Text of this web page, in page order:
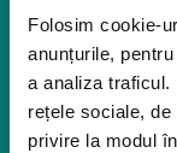
Folosim cookie-
anunțurile,
a analiza traficul.
rețele sociale,
privire la modul
Orteze
Oxigenoterapia
Paturi de spital
Service